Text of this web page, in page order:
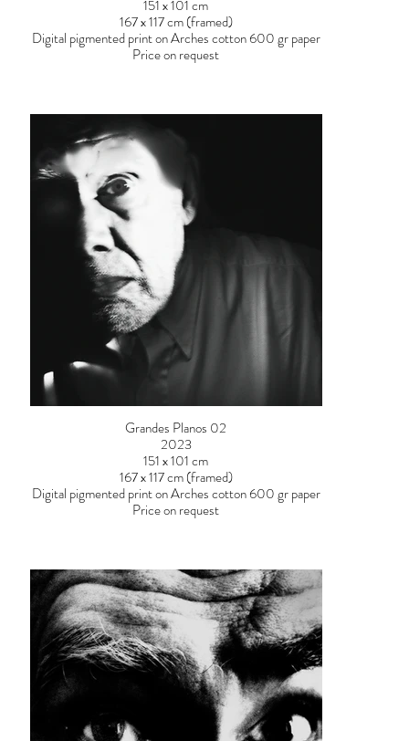
151 x 101 cm
167 x 117 cm (framed)
Digital pigmented print on Arches cotton 600 gr paper
Price on request
Grandes Planos 02
2023
151 x 101 cm
167 x 117 cm (framed)
Digital pigmented print on Arches cotton 600 gr paper
Price on request